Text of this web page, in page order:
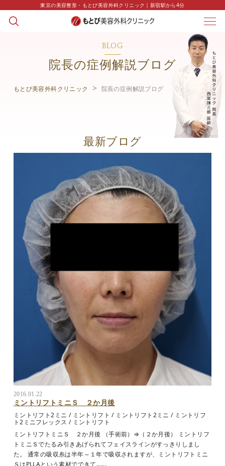
東京の美容整形・もとび美容外科クリニック｜新宿駅から4分
BLOG
院長の症例解説ブログ
もとび美容外科クリニック 院長の症例解説ブログ
最新ブログ
2016.01.22
ミントリフトミニＳ ２か月後
ミントリフト2ミニ / ミントリフト / ミントリフト2ミニ / ミントリフ
ト2ミニフレックス / ミントリフト
ミントリフトミニＳ ２か月後 （手術前）⇒（２か月後） ミントリフ
トミニＳでたるみ引きあげられてフェイスラインがすっきりしまし
た。 通常の吸収糸は半年～１年で吸収されますが、ミントリフトミニ
ＳはPLLAという素材でできて......